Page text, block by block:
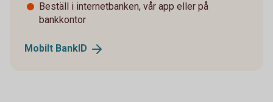
Beställ i internetbanken, vår app eller på
bankkontor
Mobilt BankID